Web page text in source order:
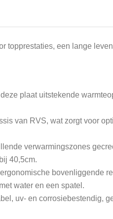
topprestaties, een lange
plaat uitstekende
van RVS, wat zorgt voor
verwarmingszones
40,5cm.
bovenliggende
water en een spatel.
uv- en corrosiebestendig,